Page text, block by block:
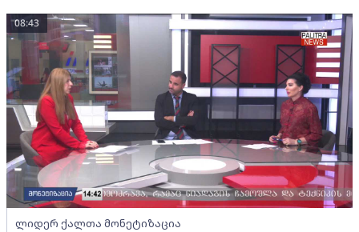
ლიდერ ქალთა მონეტიზაცია
08:43